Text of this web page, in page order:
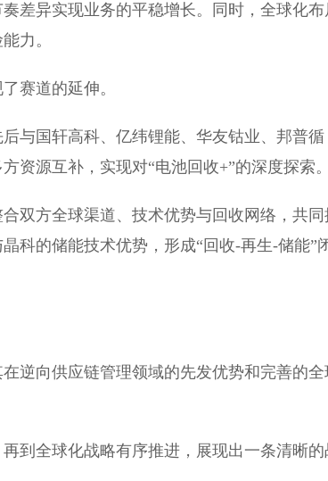
差异实现业务的平稳增长。同时，全球化布
力。
赛道的延伸。
与国轩高科、亿纬锂能、华友钴业、邦普循
资源互补，实现对“电池回收+”的深度探索。
双方全球渠道、技术优势与回收网络，共同
科的储能技术优势，形成“回收-再生-储能”
逆向供应链管理领域的先发优势和完善的全
到全球化战略有序推进，展现出一条清晰的